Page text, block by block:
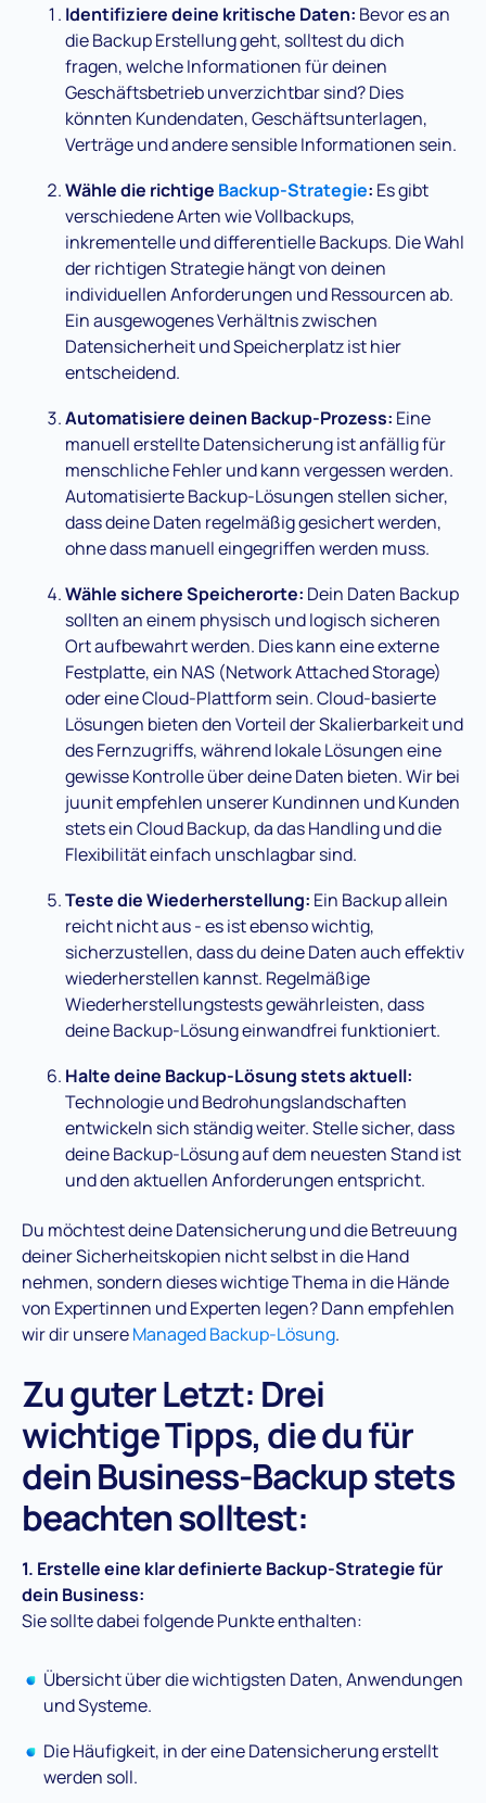
Identifiziere deine kritische Daten: Bevor es an
die Backup Erstellung geht, solltest du dich
fragen, welche Informationen für deinen
Geschäftsbetrieb unverzichtbar sind? Dies
könnten Kundendaten, Geschäftsunterlagen,
Verträge und andere sensible Informationen sein.
Wähle die richtige Backup-Strategie: Es gibt
verschiedene Arten wie Vollbackups,
inkrementelle und differentielle Backups. Die Wahl
der richtigen Strategie hängt von deinen
individuellen Anforderungen und Ressourcen ab.
Ein ausgewogenes Verhältnis zwischen
Datensicherheit und Speicherplatz ist hier
entscheidend.
Automatisiere deinen Backup-Prozess: Eine
manuell erstellte Datensicherung ist anfällig für
menschliche Fehler und kann vergessen werden.
Automatisierte Backup-Lösungen stellen sicher,
dass deine Daten regelmäßig gesichert werden,
ohne dass manuell eingegriffen werden muss.
Wähle sichere Speicherorte: Dein Daten Backup
sollten an einem physisch und logisch sicheren
Ort aufbewahrt werden. Dies kann eine externe
Festplatte, ein NAS (Network Attached Storage)
oder eine Cloud-Plattform sein. Cloud-basierte
Lösungen bieten den Vorteil der Skalierbarkeit und
des Fernzugriffs, während lokale Lösungen eine
gewisse Kontrolle über deine Daten bieten. Wir bei
juunit empfehlen unserer Kundinnen und Kunden
stets ein Cloud Backup, da das Handling und die
Flexibilität einfach unschlagbar sind.
Teste die Wiederherstellung: Ein Backup allein
reicht nicht aus - es ist ebenso wichtig,
sicherzustellen, dass du deine Daten auch effektiv
wiederherstellen kannst. Regelmäßige
Wiederherstellungstests gewährleisten, dass
deine Backup-Lösung einwandfrei funktioniert.
Halte deine Backup-Lösung stets aktuell:
Technologie und Bedrohungslandschaften
entwickeln sich ständig weiter. Stelle sicher, dass
deine Backup-Lösung auf dem neuesten Stand ist
und den aktuellen Anforderungen entspricht.
Du möchtest deine Datensicherung und die Betreuung
deiner Sicherheitskopien nicht selbst in die Hand
nehmen, sondern dieses wichtige Thema in die Hände
von Expertinnen und Experten legen? Dann empfehlen
wir dir unsereManaged Backup-Lösung.
Zu guter Letzt: Drei
wichtige Tipps, die du für
dein Business-Backup stets
beachten solltest:
1. Erstelle eine klar definierte Backup-Strategie für
dein Business:
Sie sollte dabei folgende Punkte enthalten:
Übersicht über die wichtigsten Daten, Anwendungen
und Systeme.
Die Häufigkeit, in der eine Datensicherung erstellt
werden soll.